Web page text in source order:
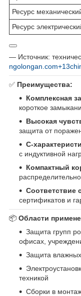
Ресурс
Ресурс
— Источник:
✅ Преимущества:
Комплексная
короткое
Высокая
защита от
с индуктивной
Компактный
Соответствие
сертификатов и
📦 Области
Защита групп
офисах,
Защита
техникой
Сборки в